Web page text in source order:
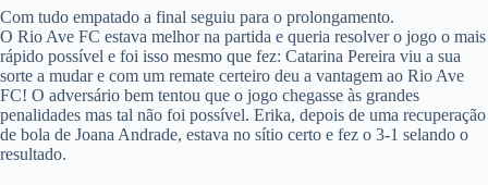
Com tudo empatado a final seguiu para o prolongamento.
O Rio Ave FC estava melhor na partida e queria resolver o jogo o mais
rápido possível e foi isso mesmo que fez: Catarina Pereira viu a sua
sorte a mudar e com um remate certeiro deu a vantagem ao Rio Ave
FC! O adversário bem tentou que o jogo chegasse às grandes
penalidades mas tal não foi possível. Erika, depois de uma recuperação
de bola de Joana Andrade, estava no sítio certo e fez o 3-1 selando o
resultado.